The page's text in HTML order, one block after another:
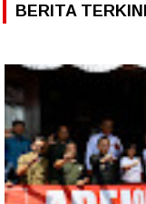
BERITA TERKINI